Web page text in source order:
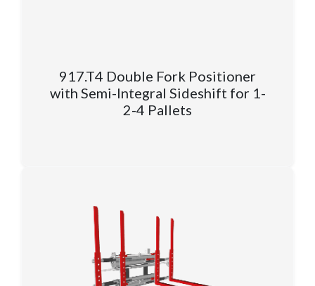
917.T4 Double Fork Positioner
with Semi-Integral Sideshift for 1-
2-4 Pallets